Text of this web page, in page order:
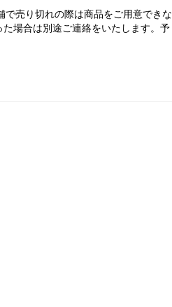
売り切れの際は商品をご用意できな
場合は別途ご連絡をいたします。予